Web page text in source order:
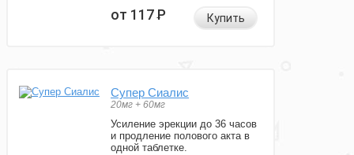
от 117Р Купить
Супер Сиалис
20мг + 60мг
Усиление эрекции до 36 часов
и продление полового акта в
одной таблетке.